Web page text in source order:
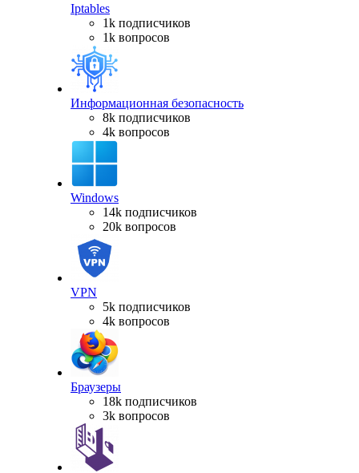
Iptables
1k подписчиков
1k вопросов
Информационная безопасность
8k подписчиков
4k вопросов
Windows
14k подписчиков
20k вопросов
VPN
5k подписчиков
4k вопросов
Браузеры
18k подписчиков
3k вопросов